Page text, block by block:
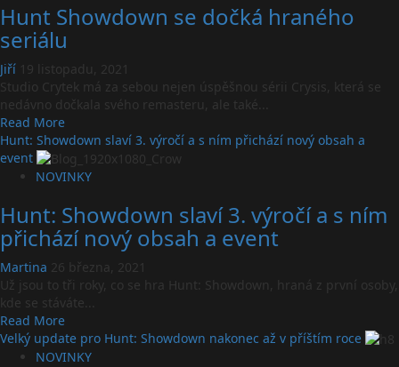
začal
největší
event
v historii
hry,
Serpent
Hunt Showdown se dočká hraného
seriálu
Jiří 19 listopadu, 2021
Studio Crytek má za sebou nejen úspěšnou sérii Crysis, která se
nedávno dočkala svého remasteru, ale také...
Read MoreRead
more
about
Hunt
se
dočká
hraného
seriálu
Hunt: Showdown slaví 3. výročí a s ním přichází nový obsah a
event
NOVINKY
Hunt: Showdown slaví 3. výročí a s ním
přichází nový obsah a event
Martina 26 března, 2021
Už jsou to tři roky, co se hra Hunt: Showdown, hraná z první osoby,
kde se stáváte...
Read MoreRead
more
about
Velký update pro Hunt: Showdown nakonec až v příštím roce
NOVINKY